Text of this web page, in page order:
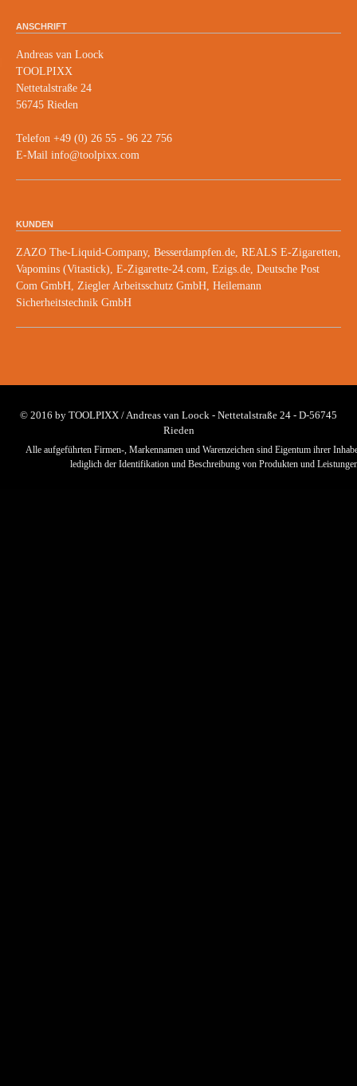
ANSCHRIFT
Andreas van Loock
TOOLPIXX
Nettetalstraße 24
56745 Rieden
Telefon +49 (0) 26 55 - 96 22 756
E-Mail info@toolpixx.com
KUNDEN
ZAZO The-Liquid-Company, Besserdampfen.de, REALS E-Zigaretten,
Vapomins (Vitastick), E-Zigarette-24.com, Ezigs.de, Deutsche Post
Com GmbH, Ziegler Arbeitsschutz GmbH, Heilemann
Sicherheitstechnik GmbH
© 2016 by TOOLPIXX / Andreas van Loock - Nettetalstraße 24 - D-56745
Rieden
Alle aufgeführten Firmen-, Markennamen und Warenzeichen sind Eigentum ihrer
lediglich der Identifikation und Beschreibung von Produkten und